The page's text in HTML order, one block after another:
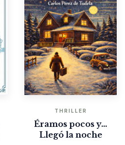
THRILLER
Éramos pocos y…
Llegó la noche